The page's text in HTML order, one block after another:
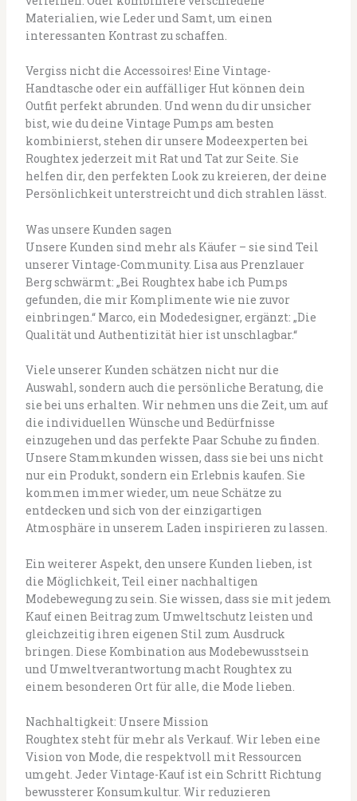
Materialien, wie Leder und Samt, um einen
interessanten Kontrast zu schaffen.
Vergiss nicht die Accessoires! Eine Vintage-
Handtasche oder ein auffälliger Hut können dein
Outfit perfekt abrunden. Und wenn du dir unsicher
bist, wie du deine Vintage Pumps am besten
kombinierst, stehen dir unsere Modeexperten bei
Roughtex jederzeit mit Rat und Tat zur Seite. Sie
helfen dir, den perfekten Look zu kreieren, der deine
Persönlichkeit unterstreicht und dich strahlen lässt.
Was unsere Kunden sagen
Unsere Kunden sind mehr als Käufer – sie sind Teil
unserer Vintage-Community. Lisa aus Prenzlauer
Berg schwärmt: „Bei Roughtex habe ich Pumps
gefunden, die mir Komplimente wie nie zuvor
einbringen.“ Marco, ein Modedesigner, ergänzt: „Die
Qualität und Authentizität hier ist unschlagbar.“
Viele unserer Kunden schätzen nicht nur die
Auswahl, sondern auch die persönliche Beratung, die
sie bei uns erhalten. Wir nehmen uns die Zeit, um auf
die individuellen Wünsche und Bedürfnisse
einzugehen und das perfekte Paar Schuhe zu finden.
Unsere Stammkunden wissen, dass sie bei uns nicht
nur ein Produkt, sondern ein Erlebnis kaufen. Sie
kommen immer wieder, um neue Schätze zu
entdecken und sich von der einzigartigen
Atmosphäre in unserem Laden inspirieren zu lassen.
Ein weiterer Aspekt, den unsere Kunden lieben, ist
die Möglichkeit, Teil einer nachhaltigen
Modebewegung zu sein. Sie wissen, dass sie mit jedem
Kauf einen Beitrag zum Umweltschutz leisten und
gleichzeitig ihren eigenen Stil zum Ausdruck
bringen. Diese Kombination aus Modebewusstsein
und Umweltverantwortung macht Roughtex zu
einem besonderen Ort für alle, die Mode lieben.
Nachhaltigkeit: Unsere Mission
Roughtex steht für mehr als Verkauf. Wir leben eine
Vision von Mode, die respektvoll mit Ressourcen
umgeht. Jeder Vintage-Kauf ist ein Schritt Richtung
bewussterer Konsumkultur. Wir reduzieren